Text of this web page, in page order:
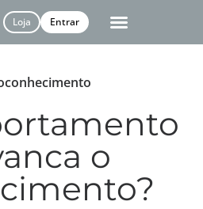
Loja Entrar
o